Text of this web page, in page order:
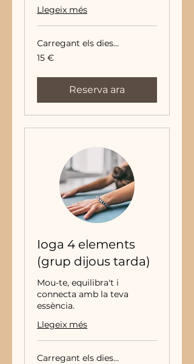
Llegeix més
Carregant els dies...
15
euros
15 €
Reserva ara
Ioga 4 elements
(grup dijous tarda)
Mou-te, equilibra't i
connecta amb la teva
essència.
Llegeix més
Carregant els dies...